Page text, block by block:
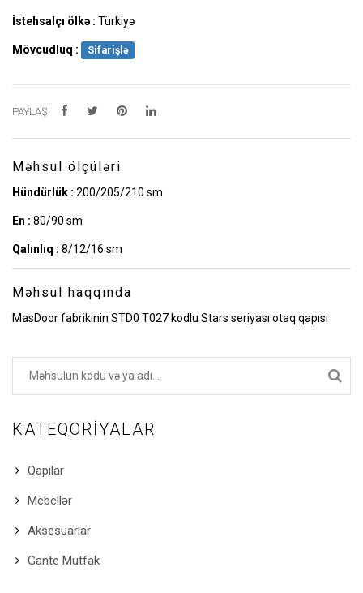
İstehsalçı ölkə : Türkiyə
Mövcudluq : Sifarişlə
PAYLAŞ:
Məhsul ölçüləri
Hündürlük : 200/205/210 sm
En : 80/90 sm
Qalınlıq : 8/12/16 sm
Məhsul haqqında
MasDoor fabrikinin STD0 T027 kodlu Stars seriyası otaq qapısı
KATEQORIYALAR
Qapılar
Mebellər
Aksesuarlar
Gante Mutfak